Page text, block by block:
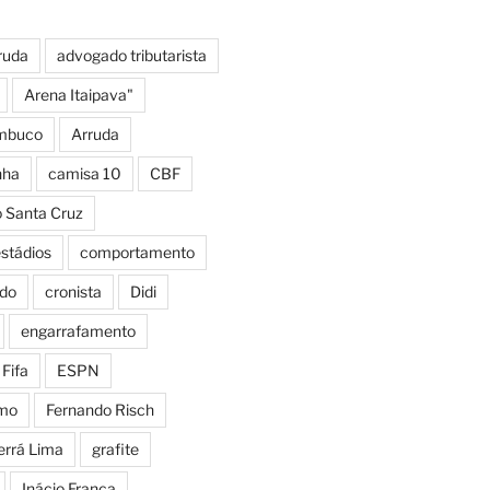
advogado tributarista
Arena Itaipava"
Arruda
camisa 10 CBF
Cruz
comportamento
cronista Didi
engarrafamento
ESPN
Fernando Risch
Lima grafite